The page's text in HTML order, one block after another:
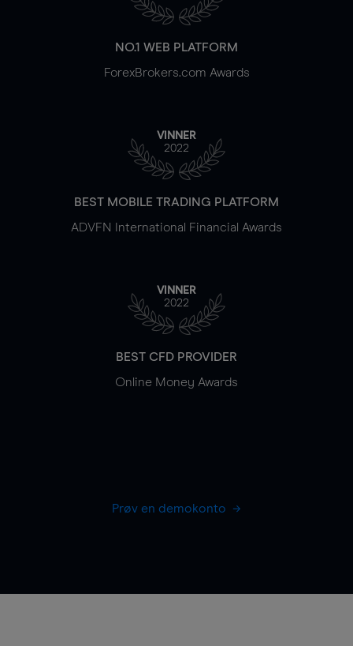
NO.1 WEB PLATFORM
ForexBrokers.com Awards
VINNER
2022
BEST MOBILE TRADING PLATFORM
ADVFN International Financial Awards
VINNER
2022
BEST CFD PROVIDER
Online Money Awards
Prøv en demokonto